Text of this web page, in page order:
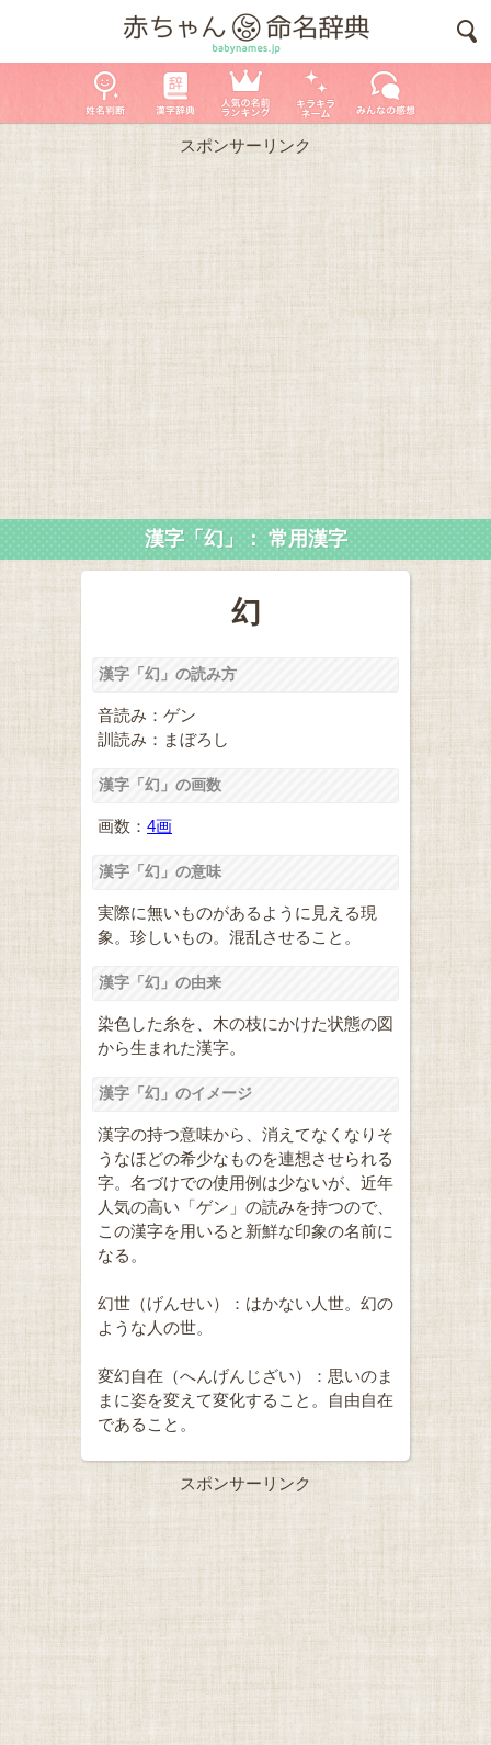
スポンサーリンク
漢字「幻」： 常用漢字
幻
漢字「幻」の読み方
音読み：ゲン
訓読み：まぼろし
漢字「幻」の画数
画数： 4画
漢字「幻」の意味
実際に無いものがあるように見える現
象。珍しいもの。混乱させること。
漢字「幻」の由来
染色した糸を、木の枝にかけた状態の図
から生まれた漢字。
漢字「幻」のイメージ
漢字の持つ意味から、消えてなくなりそ
うなほどの希少なものを連想させられる
字。名づけでの使用例は少ないが、近年
人気の高い「ゲン」の読みを持つので、
この漢字を用いると新鮮な印象の名前に
なる。
幻世（げんせい）：はかない人世。幻の
ような人の世。
変幻自在（へんげんじざい）：思いのま
まに姿を変えて変化すること。自由自在
であること。
スポンサーリンク